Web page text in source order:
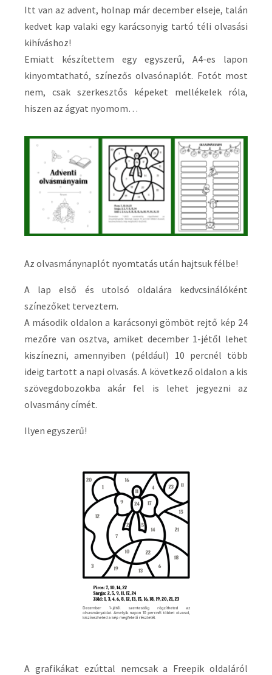
Itt van az advent, holnap már december elseje, talán
kedvet kap valaki egy karácsonyig tartó téli olvasási
kihíváshoz!
Emiatt készítettem egy egyszerű, A4-es lapon
kinyomtatható, színezős olvasónaplót. Fotót most
nem, csak szerkesztős képeket mellékelek róla,
hiszen az ágyat nyomom…
Az olvasmánynaplót nyomtatás után hajtsuk félbe!
A lap első és utolsó oldalára kedvcsinálóként
színezőket terveztem.
A második oldalon a karácsonyi gömböt rejtő kép 24
mezőre van osztva, amiket december 1-jétől lehet
kiszínezni, amennyiben (például) 10 percnél több
ideig tartott a napi olvasás. A következő oldalon a kis
szövegdobozokba akár fel is lehet jegyezni az
olvasmány címét.
Ilyen egyszerű!
A grafikákat ezúttal nemcsak a Freepik oldaláról